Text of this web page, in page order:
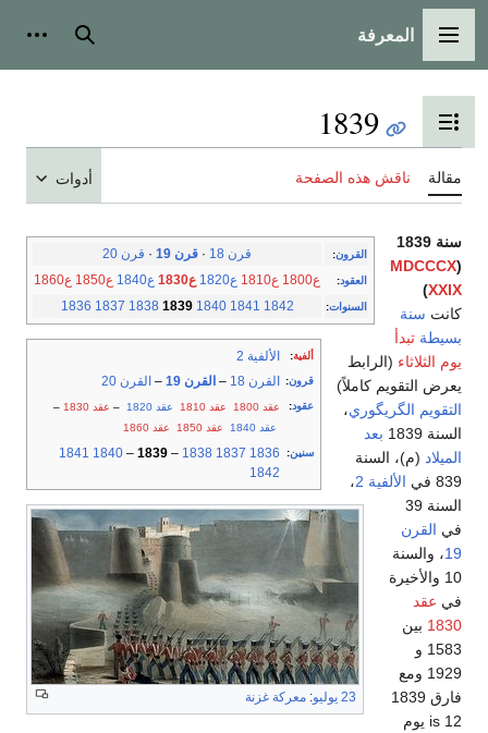
القائمة الرئيسية
المعرفة بحث
تبديل عرض جدول المحتويات
1839
مقالة ناقش هذه الصفحة أدوات
القرون: قرن 18 · قرن 19 · قرن 20
العقود: ع1800 ع1810 ع1820 ع1830 ع1840 ع1850 ع1860
السنوات:
1836 1837 1838 1839 1840 1841 1842
ألفية: الألفية 2
قرون: القرن 18 – القرن 19 – القرن 20
عقود: عقد 1800 عقد 1810 عقد 1820 – عقد 1830
–
عقد 1840
عقد 1850 عقد 1860
سنين:
1836
1837
1838
–
1839
–
1840
1841
1842
23 يوليو : معركة غزنة
سنة 1839
(
MDCCCX
XXIX
)
كانت سنة
بسيطة تبدأ
يوم الثلاثاء (الرابط
يعرض التقويم كاملاً)
التقويم الگريگوري،
السنة 1839
بعد
الميلاد (م)، السنة
839 في
الألفية 2
،
السنة 39
في القرن
19، والسنة
10 والأخيرة
في عقد
1830 بين
1583 و
1929 ومع
فارق 1839
is 12 يوم